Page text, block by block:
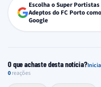
Escolha o Super Portistas
Adeptos do FC Porto
Google
O que achaste desta notícia?
0reações